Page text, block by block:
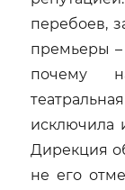
перебоев,
премьеры –
почему
исключила
Дирекция
не его